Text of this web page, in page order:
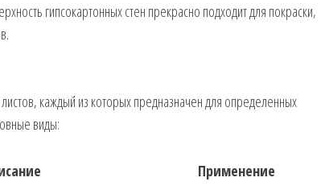
гипсокартонных стен прекрасно подходит для покраски,
каждый из которых предназначен для определенных
виды:
Применение